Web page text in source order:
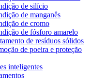
de silício
de manganês
de cromo
de fósforo amarelo
de resíduos sólidos
de poeira e proteção
inteligentes